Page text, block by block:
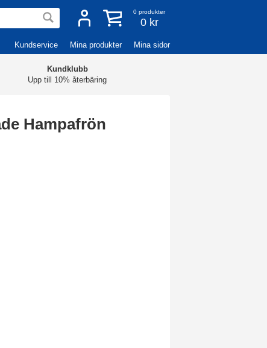
0 produkter
0 kr
Kundservice Mina produkter Mina sidor
Kundklubb
Upp till 10% återbäring
Hampafrön